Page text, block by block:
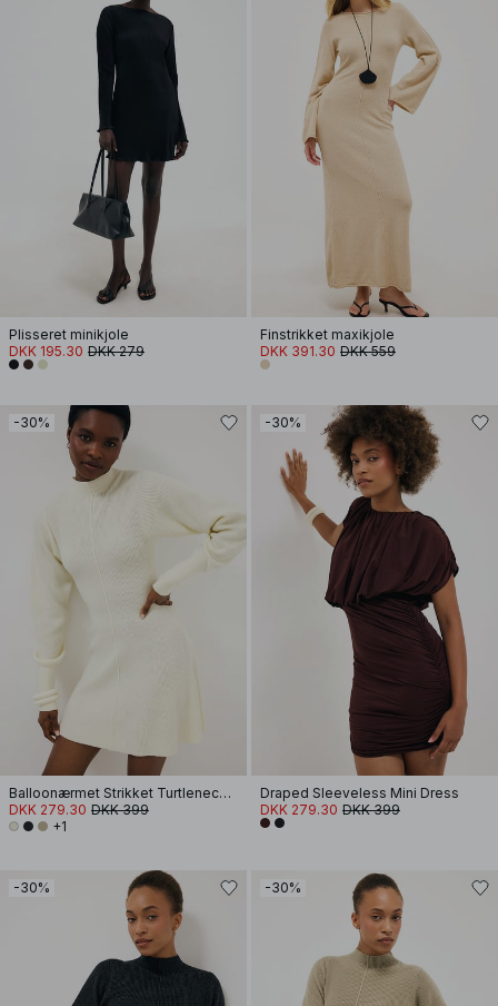
Plisseret minikjole
DKK 195.30 DKK 279
Finstrikket maxikjole
DKK 391.30 DKK 559
-30%
Balloonærmet Strikket Turtleneck Kjole
DKK 279.30 DKK 399
+1
-30%
Draped Sleeveless Mini Dress
DKK 279.30 DKK 399
-30% -30%